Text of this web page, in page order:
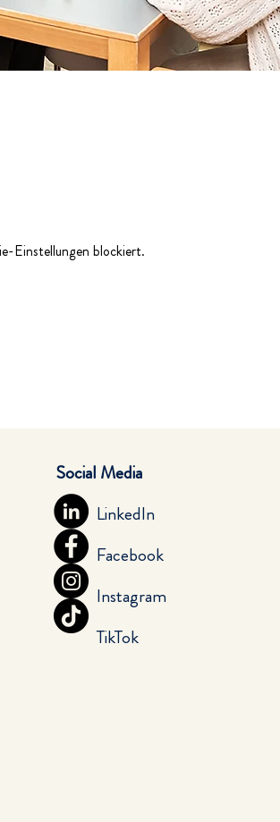
Einstellungen blockiert.
LinkedIn
Facebook
Instagram
TikTok
Social Media